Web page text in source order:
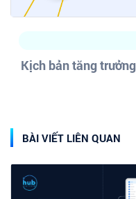
Kịch bản tăng
BÀI VIẾT LIÊN QUAN